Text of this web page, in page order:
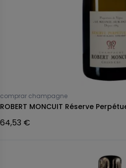
comprar champagne
ROBERT MONCUIT Réserve
64,53 €